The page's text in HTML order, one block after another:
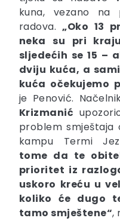
kuna, vezano na
radova.„Oko 13
neka su pri
sljedećih se 15 –
dviju kuća, a
kuća očekujemo
je Penović.
Krizmanić
problem smještaja
kampu Termi
tome da te
prioritet iz
uskoro kreću u
koliko će dugo
tamo smještene“,